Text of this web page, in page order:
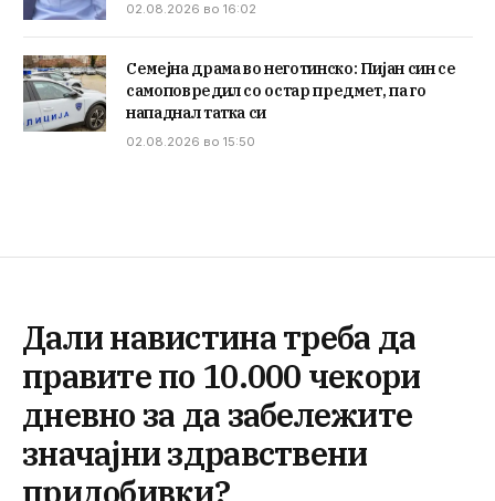
02.08.2026 во 16:02
Семејна драма во неготинско: Пијан син се
самоповредил со остар предмет, па го
нападнал татка си
02.08.2026 во 15:50
Дали навистина треба да
правите по 10.000 чекори
дневно за да забележите
значајни здравствени
придобивки?